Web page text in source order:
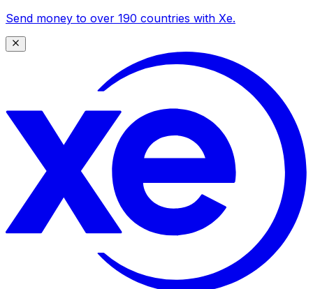
Send money to over 190 countries with Xe.